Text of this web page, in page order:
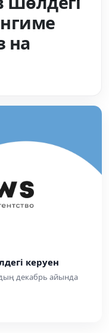
на
керуен
декабрь айында